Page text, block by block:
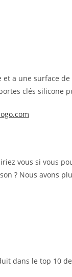
et a une surface
clés silicone
vous si vous
? Nous avons
dans le top 10